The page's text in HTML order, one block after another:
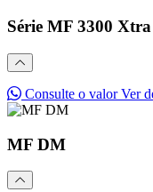
Série MF 3300 Xtra
Consulte o valorVer
MF DM